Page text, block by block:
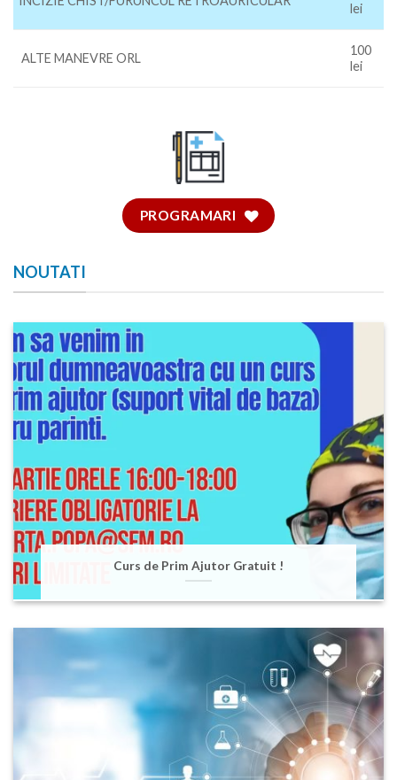
lei
ALTE MANEVRE ORL
100
lei
PROGRAMARI
NOUTATI
Curs de Prim Ajutor Gratuit !